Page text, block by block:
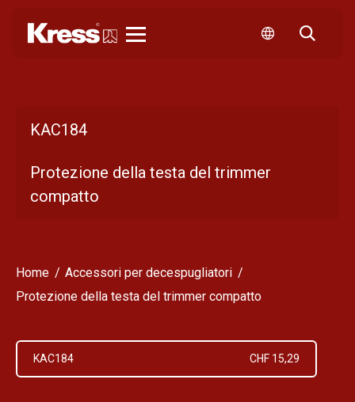
KAC184
Protezione della testa del trimmer
compatto
Home
Accessori per decespugliatori
Protezione della testa del trimmer compatto
KAC184 CHF 15,29